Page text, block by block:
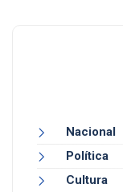
Nacional
Política
Cultura